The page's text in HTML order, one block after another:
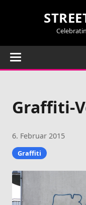
Graffiti-
6. Februar 2015
Graffiti